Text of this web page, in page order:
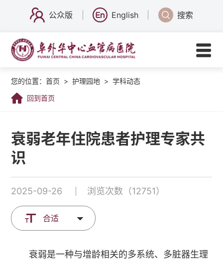
公众版 English 搜索
您的位置：首页 > 护理园地 > 学科动态
回到首页
衰弱老年住院患者护理专家共
识
2025-09-26 浏览次数（12751）
合适
衰弱是一种与增龄相关的多系统、多脏器生理